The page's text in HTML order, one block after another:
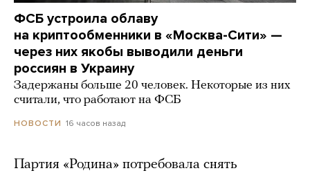
ФСБ устроила облаву
на криптообменники в «Москва-Сити» —
через них якобы выводили деньги
россиян в Украину
Задержаны больше 20 человек. Некоторые из них
считали, что работают на ФСБ
НОВОСТИ 16 часов назад
Партия «Родина» потребовала снять